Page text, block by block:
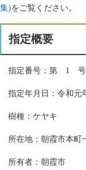
集)をご覧ください。
指定概要
指定番号：第 1 号
指定年月日：令和元
樹種：ケヤキ
所在地：朝霞市本町
所有者：朝霞市